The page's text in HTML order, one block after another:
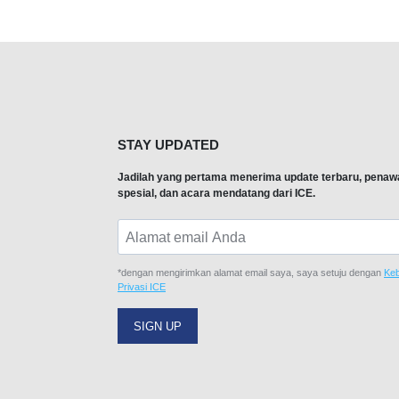
STAY UPDATED
Jadilah yang pertama menerima update terbaru,
spesial, dan acara mendatang dari ICE.
*dengan mengirimkan alamat email saya, saya setuju dengan
Privasi ICE
SIGN UP